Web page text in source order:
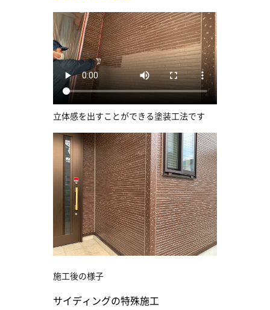
立体感を出すことができる塗装工法です
施工後の様子
サイディングの特殊施工